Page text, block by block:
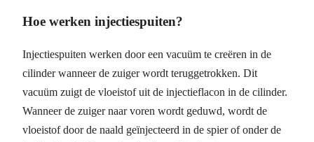
Hoe werken injectiespuiten?
Injectiespuiten werken door een vacuüm te creëren in de
cilinder wanneer de zuiger wordt teruggetrokken. Dit
vacuüm zuigt de vloeistof uit de injectieflacon in de cilinder.
Wanneer de zuiger naar voren wordt geduwd, wordt de
vloeistof door de naald geïnjecteerd in de spier of onder de